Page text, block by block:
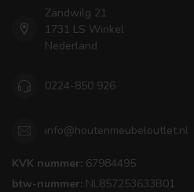
Zandwilg 21
1731 LS Winkel
Nederland
0224-850 926
info@houtenmeubeloutlet.nl
KVK nummer: 67984495
btw-nummer: NL857253633B01